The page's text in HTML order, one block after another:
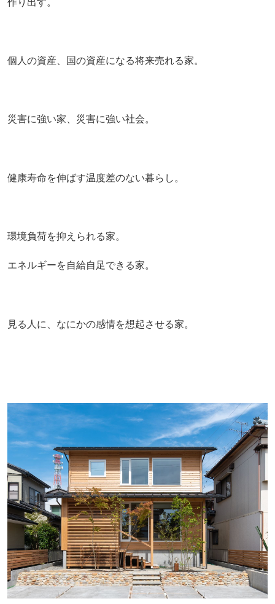
作り出す。
個人の資産、国の資産になる将来売れる家。
災害に強い家、災害に強い社会。
健康寿命を伸ばす温度差のない暮らし。
環境負荷を抑えられる家。
エネルギーを自給自足できる家。
見る人に、なにかの感情を想起させる家。